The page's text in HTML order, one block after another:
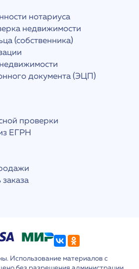
нотариуса
недвижимости
(собственника)
документа (ЭЦП)
проверки
ЕГРН
заказа
Использование материалов с